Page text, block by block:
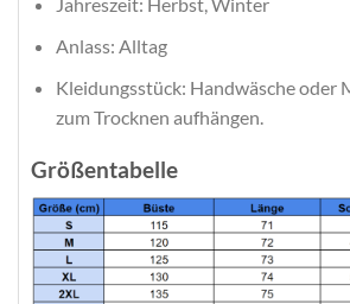
Jahreszeit: Herbst, Winter
Anlass: Alltag
Kleidungsstück: Handwäsche oder
zum Trocknen aufhängen.
Größentabelle